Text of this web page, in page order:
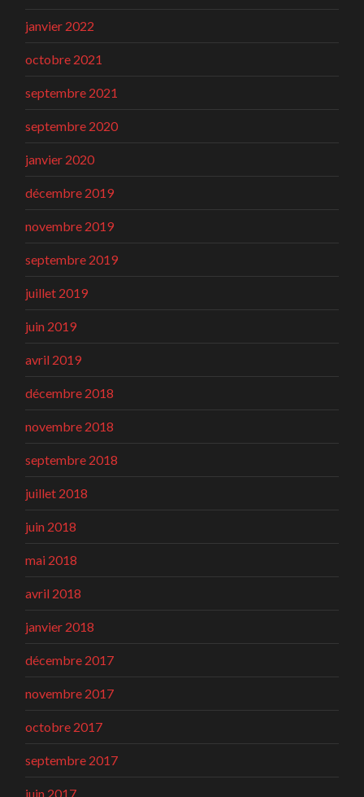
janvier 2022
octobre 2021
septembre 2021
septembre 2020
janvier 2020
décembre 2019
novembre 2019
septembre 2019
juillet 2019
juin 2019
avril 2019
décembre 2018
novembre 2018
septembre 2018
juillet 2018
juin 2018
mai 2018
avril 2018
janvier 2018
décembre 2017
novembre 2017
octobre 2017
septembre 2017
juin 2017